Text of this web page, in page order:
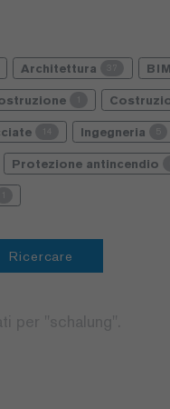
Architettura BIM
Ingegneria
Protezione antincendio
Ricercare